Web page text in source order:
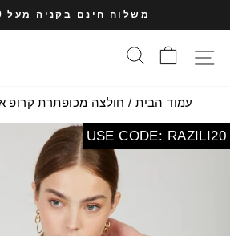
לתוכן
עצרי
משלוח חינם בקניה מעל 299 ש"ח
תפריט אתרסל הקניות
עמוד הבית / חולצה מכופתרת
USE CODE: RAZILI20